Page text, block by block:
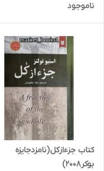
ناموجود
کتاب جزءازکل(نامزدجایزه
بوکر2008)